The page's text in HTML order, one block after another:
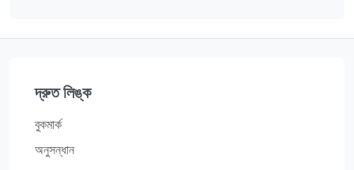
দ্রুত লিঙ্ক
বুকমার্ক
অনুসন্ধান